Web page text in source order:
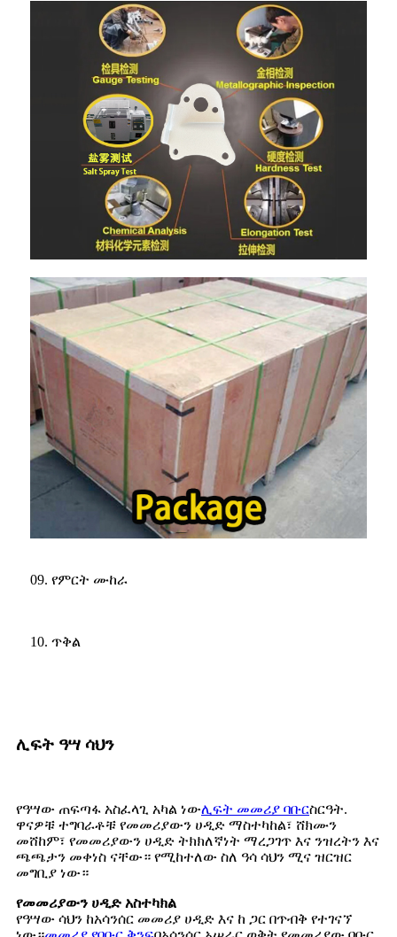
09. የምርት ሙከራ
10. ጥቅል
ሊፍት ዓሣ ሳህን
የዓሣው ጠፍጣፋ አስፈላጊ አካል ነውሊፍት መመሪያ ባቡርስርዓት.
ዋናዎቹ ተግባራቶቹ የመመሪያውን ሀዲድ ማስተካከል፣ ሸክሙን
መሸከም፣ የመመሪያውን ሀዲድ ትክክለኛነት ማረጋገጥ እና ንዝረትን እና
ጫጫታን መቀነስ ናቸው። የሚከተለው ስለ ዓሳ ሳህን ሚና ዝርዝር
መግቢያ ነው።
የመመሪያውን ሀዲድ አስተካክል
የዓሣው ሳህን ከአሳንሰር መመሪያ ሀዲድ እና ከ ጋር በጥብቅ የተገናኘ